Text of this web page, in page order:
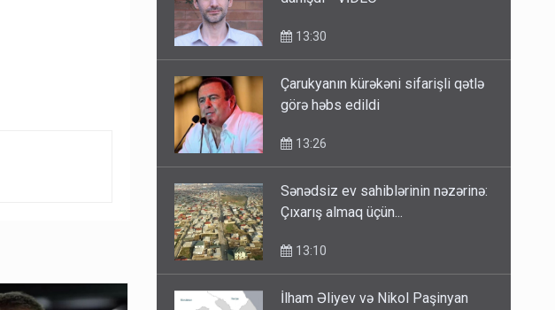
12:50
13:30
Çarukyanın kürəkəni sifarişli qətlə
görə həbs edildi
13:26
Sənədsiz ev sahiblərinin nəzərinə:
Çıxarış almaq üçün...
13:10
İlham Əliyev və Nikol Paşinyan